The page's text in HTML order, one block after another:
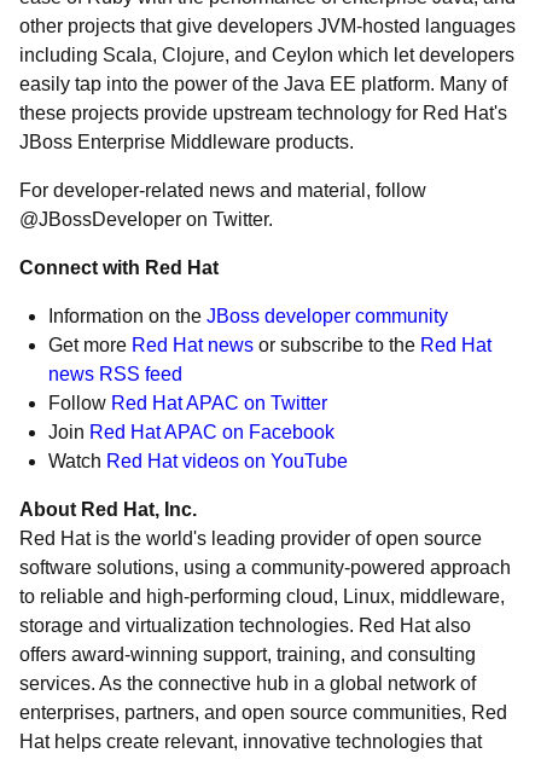
other projects that give developers JVM-hosted languages
including Scala, Clojure, and Ceylon which let developers
easily tap into the power of the Java EE platform. Many of
these projects provide upstream technology for Red Hat's
JBoss Enterprise Middleware products.
For developer-related news and material, follow
@JBossDeveloper on Twitter.
Connect with Red Hat
Information on the JBoss developer community
Get more Red Hat news or subscribe to the Red Hat
news RSS feed
Follow Red Hat APAC on Twitter
Join Red Hat APAC on Facebook
Watch Red Hat videos on YouTube
About Red Hat, Inc.
Red Hat is the world's leading provider of open source
software solutions, using a community-powered approach
to reliable and high-performing cloud, Linux, middleware,
storage and virtualization technologies. Red Hat also
offers award-winning support, training, and consulting
services. As the connective hub in a global network of
enterprises, partners, and open source communities, Red
Hat helps create relevant, innovative technologies that